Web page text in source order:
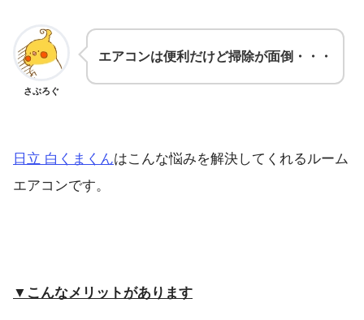
さぶろぐ
エアコンは便利だけど掃除が面倒・・・
日立 白くまくんはこんな悩みを解決してくれるルーム
エアコンです。
▼こんなメリットがあります